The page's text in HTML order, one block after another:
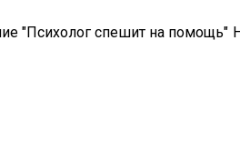
"Психолог спешит на помощь"